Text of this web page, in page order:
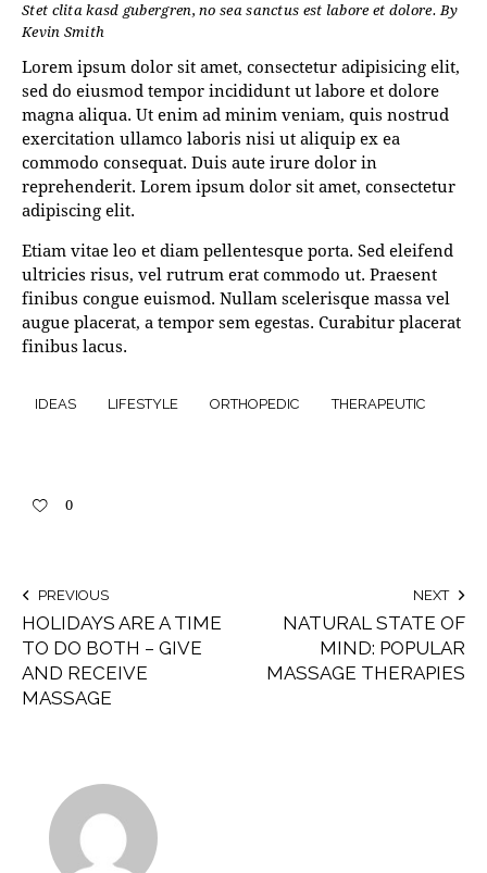
Stet clita kasd gubergren, no sea sanctus est labore et dolore. By
Kevin Smith
Lorem ipsum dolor sit amet, consectetur adipisicing elit,
sed do eiusmod tempor incididunt ut labore et dolore
magna aliqua. Ut enim ad minim veniam, quis nostrud
exercitation ullamco laboris nisi ut aliquip ex ea
commodo consequat. Duis aute irure dolor in
reprehenderit. Lorem ipsum dolor sit amet, consectetur
adipiscing elit.
Etiam vitae leo et diam pellentesque porta. Sed eleifend
ultricies risus, vel rutrum erat commodo ut. Praesent
finibus congue euismod. Nullam scelerisque massa vel
augue placerat, a tempor sem egestas. Curabitur placerat
finibus lacus.
IDEAS LIFESTYLE ORTHOPEDIC THERAPEUTIC
0
PREVIOUS
HOLIDAYS ARE A TIME
TO DO BOTH – GIVE
AND RECEIVE
MASSAGE
NEXT
NATURAL STATE OF
MIND: POPULAR
MASSAGE THERAPIES